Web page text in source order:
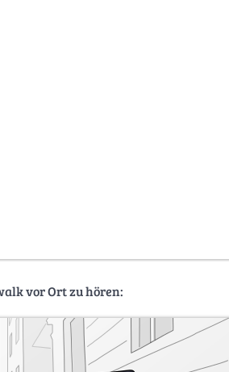
vor Ort zu hören: